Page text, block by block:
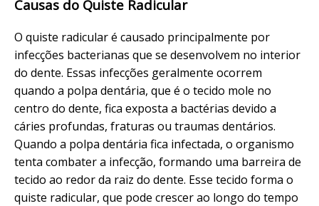
Causas do Quiste Radicular
O quiste radicular é causado principalmente por
infecções bacterianas que se desenvolvem no interior
do dente. Essas infecções geralmente ocorrem
quando a polpa dentária, que é o tecido mole no
centro do dente, fica exposta a bactérias devido a
cáries profundas, fraturas ou traumas dentários.
Quando a polpa dentária fica infectada, o organismo
tenta combater a infecção, formando uma barreira de
tecido ao redor da raiz do dente. Esse tecido forma o
quiste radicular, que pode crescer ao longo do tempo